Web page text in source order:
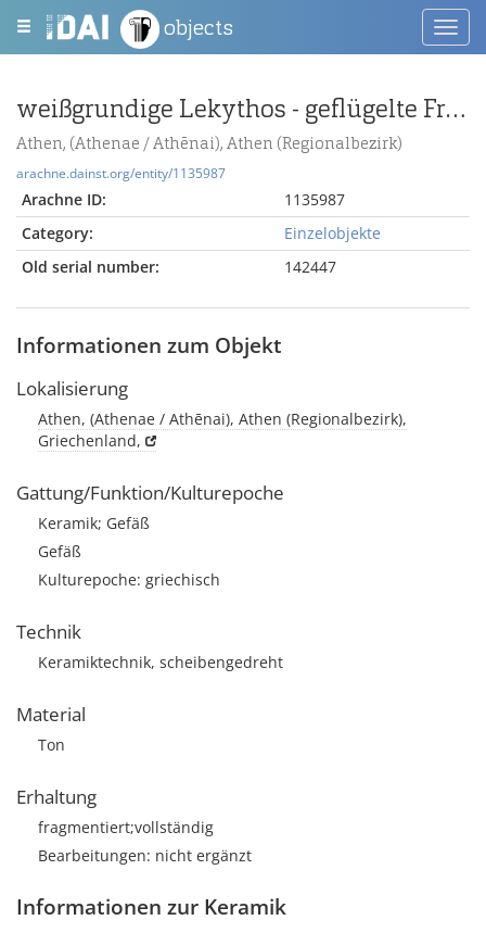
objects
weißgrundige Lekythos - geflügelte Frau an einem Altar
Athen, (Athenae / Athēnai), Athen (Regionalbezirk)
arachne.dainst.org/entity/1135987
Arachne ID:
1135987
Category:
Einzelobjekte
Old serial number:
142447
Informationen zum Objekt
Lokalisierung
Athen, (Athenae / Athēnai), Athen (Regionalbezirk),
Griechenland,
Gattung/Funktion/Kulturepoche
Keramik; Gefäß
Gefäß
Kulturepoche: griechisch
Technik
Keramiktechnik, scheibengedreht
Material
Ton
Erhaltung
fragmentiert;vollständig
Bearbeitungen: nicht ergänzt
Informationen zur Keramik